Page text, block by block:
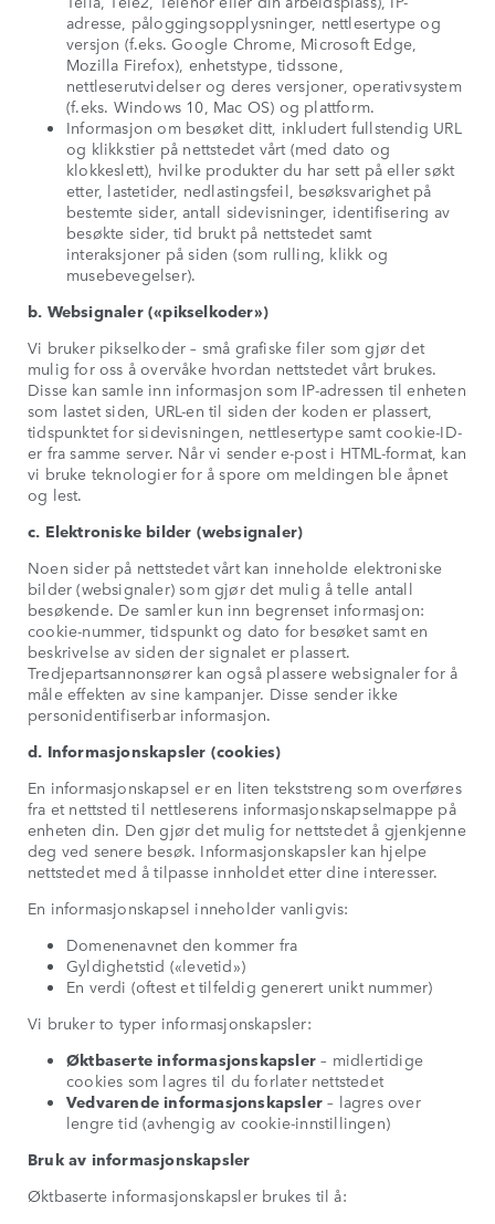
adresse, påloggingsopplysninger, nettlesertype og
versjon (f.eks. Google Chrome, Microsoft Edge,
Mozilla Firefox), enhetstype, tidssone,
nettleserutvidelser og deres versjoner, operativsystem
(f.eks. Windows 10, Mac OS) og plattform.
Informasjon om besøket ditt, inkludert fullstendig URL
og klikkstier på nettstedet vårt (med dato og
klokkeslett), hvilke produkter du har sett på eller søkt
etter, lastetider, nedlastingsfeil, besøksvarighet på
bestemte sider, antall sidevisninger, identifisering av
besøkte sider, tid brukt på nettstedet samt
interaksjoner på siden (som rulling, klikk og
musebevegelser).
b. Websignaler («pikselkoder»)
Vi bruker pikselkoder – små grafiske filer som gjør det
mulig for oss å overvåke hvordan nettstedet vårt brukes.
Disse kan samle inn informasjon som IP-adressen til enheten
som lastet siden, URL-en til siden der koden er plassert,
tidspunktet for sidevisningen, nettlesertype samt cookie-ID-
er fra samme server. Når vi sender e-post i HTML-format, kan
vi bruke teknologier for å spore om meldingen ble åpnet
og lest.
c. Elektroniske bilder (websignaler)
Noen sider på nettstedet vårt kan inneholde elektroniske
bilder (websignaler) som gjør det mulig å telle antall
besøkende. De samler kun inn begrenset informasjon:
cookie-nummer, tidspunkt og dato for besøket samt en
beskrivelse av siden der signalet er plassert.
Tredjepartsannonsører kan også plassere websignaler for å
måle effekten av sine kampanjer. Disse sender ikke
personidentifiserbar informasjon.
d. Informasjonskapsler (cookies)
En informasjonskapsel er en liten tekststreng som overføres
fra et nettsted til nettleserens informasjonskapselmappe på
enheten din. Den gjør det mulig for nettstedet å gjenkjenne
deg ved senere besøk. Informasjonskapsler kan hjelpe
nettstedet med å tilpasse innholdet etter dine interesser.
En informasjonskapsel inneholder vanligvis:
Domenenavnet den kommer fra
Gyldighetstid («levetid»)
En verdi (oftest et tilfeldig generert unikt nummer)
Vi bruker to typer informasjonskapsler:
Øktbaserte informasjonskapsler – midlertidige
cookies som lagres til du forlater nettstedet
Vedvarende informasjonskapsler – lagres over
lengre tid (avhengig av cookie-innstillingen)
Bruk av informasjonskapsler
Øktbaserte informasjonskapsler brukes til å: